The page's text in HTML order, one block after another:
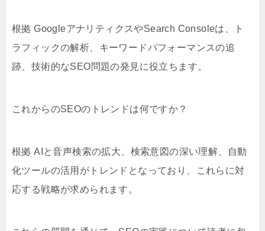
根拠 GoogleアナリティクスやSearch Consoleは、ト
ラフィックの解析、キーワードパフォーマンスの追
跡、技術的なSEO問題の発見に役立ちます。
これからのSEOのトレンドは何ですか？
根拠 AIと音声検索の拡大、検索意図の深い理解、自動
化ツールの活用がトレンドとなっており、これらに対
応する戦略が求められます。